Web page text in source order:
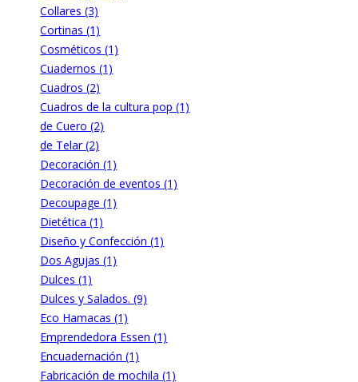
Collares (3)
Cortinas (1)
Cosméticos (1)
Cuadernos (1)
Cuadros (2)
Cuadros de la cultura pop (1)
de Cuero (2)
de Telar (2)
Decoración (1)
Decoración de eventos (1)
Decoupage (1)
Dietética (1)
Diseño y Confección (1)
Dos Agujas (1)
Dulces (1)
Dulces y Salados. (9)
Eco Hamacas (1)
Emprendedora Essen (1)
Encuadernación (1)
Fabricación de mochila (1)